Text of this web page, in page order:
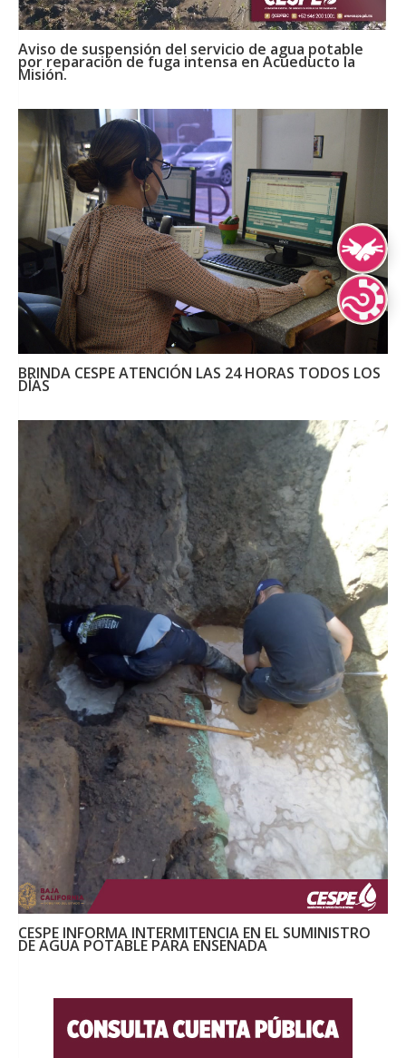
Aviso de suspensión del servicio de agua potable
por reparación de fuga intensa en Acueducto la
Misión.
BRINDA CESPE ATENCIÓN LAS 24 HORAS TODOS LOS
DÍAS
CESPE INFORMA INTERMITENCIA EN EL SUMINISTRO
DE AGUA POTABLE PARA ENSENADA
Lengua de
Lenguas